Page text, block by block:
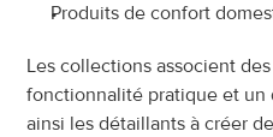
Produits de confort
Les collections associent
fonctionnalité pratique et un
ainsi les détaillants à créer